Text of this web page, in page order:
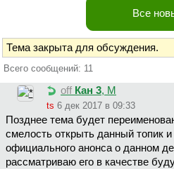
Все
Тема закрыта для обсуждения.
Всего сообщений: 11
off Кан 3, М
ts 6 дек 2017 в 09:33
Позднее тема будет
смелость открыть данный топик
официального анонса о данном
рассматриваю его в качестве